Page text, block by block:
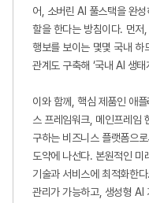
어
소버린 AI 풀스택을 완
할을 한다는 방침이다. 먼저
행보를 보이는 몇몇 국내 하
관계도 구축해 ‘국내 AI 생태
이와 함께 ,핵심 제품인 애
스 프레임워크 메인프레임
구하는 비즈니스 플랫폼으
도약에 나선다. 본원적인 미
기술과 서비스에 최적화한다.
관리가 가능하고, 생성형 AI